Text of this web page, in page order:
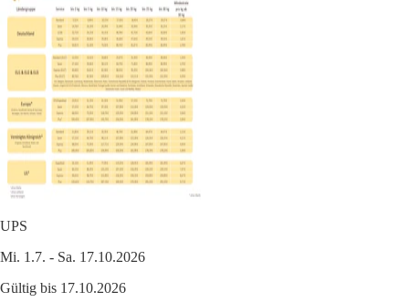
UPS
Mi. 1.7. - Sa. 17.10.2026
Gültig bis 17.10.2026